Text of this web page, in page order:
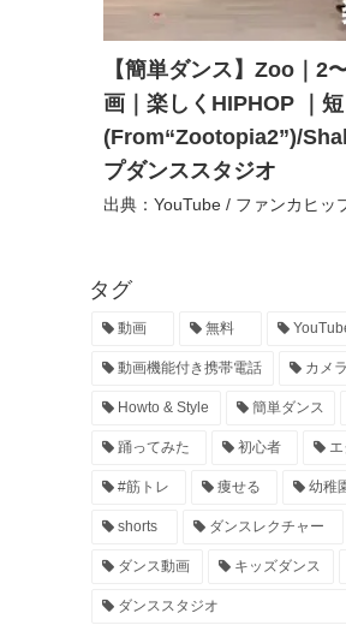
【簡単ダンス】Zoo｜2
画｜楽しくHIPHOP ｜短
(From“Zootopia2”)/
プダンススタジオ
出典：YouTube / ファンカヒッ
タグ
動画 無料
動画機能付き携帯電話 カメ
Howto & Style 簡単ダンス
踊ってみた 初心者
#筋トレ 痩せる 幼稚
shorts ダンスレクチャー
ダンス動画 キッズダンス
ダンススタジオ